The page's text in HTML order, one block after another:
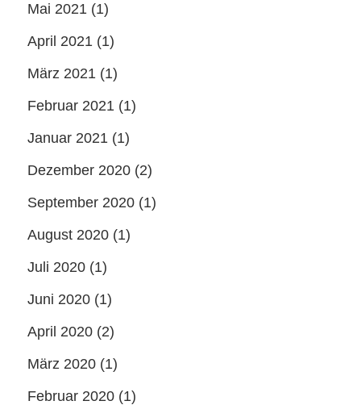
Mai 2021 (1)
April 2021 (1)
März 2021 (1)
Februar 2021 (1)
Januar 2021 (1)
Dezember 2020 (2)
September 2020 (1)
August 2020 (1)
Juli 2020 (1)
Juni 2020 (1)
April 2020 (2)
März 2020 (1)
Februar 2020 (1)